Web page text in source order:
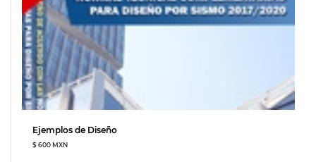
Ejemplos de Diseño
$ 600 MXN